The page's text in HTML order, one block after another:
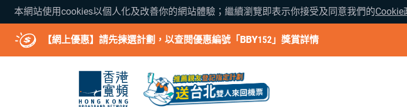
本網站使用cookies以個人化及改善你的網站體驗；繼續瀏覽即表示你接受及同意我們的Cookie
【網上優惠】請先揀選計劃，以查閱優惠編號「BBY152」獎賞詳情